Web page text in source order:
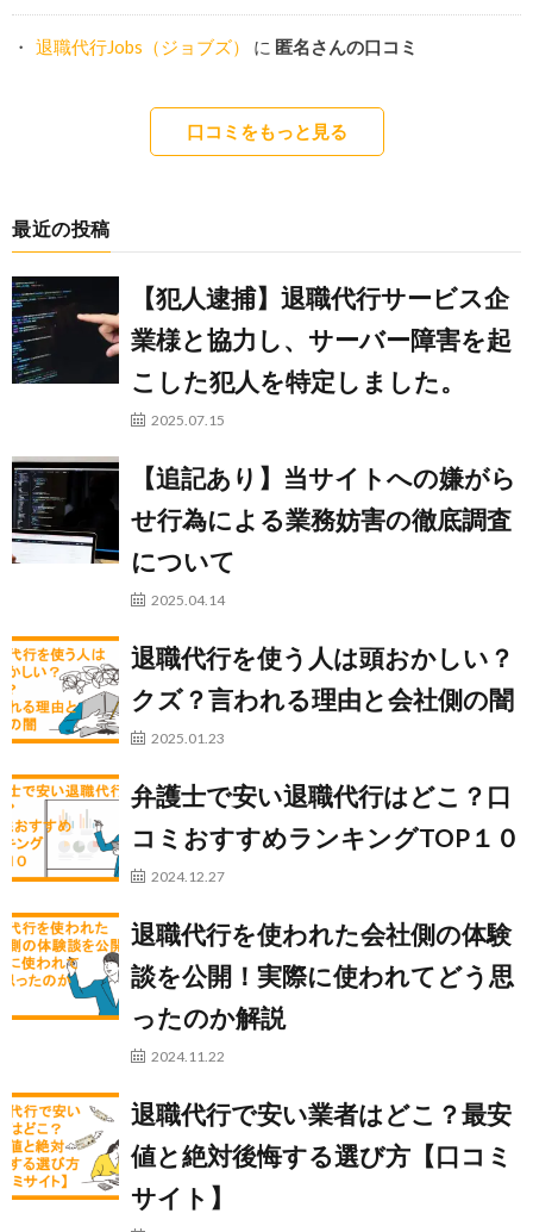
退職代行Jobs（ジョブズ） に 匿名さんの口コミ
口コミをもっと見る
最近の投稿
【犯人逮捕】退職代行サービス企
業様と協力し、サーバー障害を起
こした犯人を特定しました。
2025.07.15
【追記あり】当サイトへの嫌がら
せ行為による業務妨害の徹底調査
について
2025.04.14
退職代行を使う人は頭おかしい？
クズ？言われる理由と会社側の闇
2025.01.23
弁護士で安い退職代行はどこ？口
コミおすすめランキングTOP１０
2024.12.27
退職代行を使われた会社側の体験
談を公開！実際に使われてどう思
ったのか解説
2024.11.22
退職代行で安い業者はどこ？最安
値と絶対後悔する選び方【口コミ
サイト】